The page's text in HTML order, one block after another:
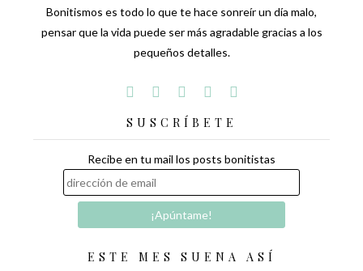
Bonitismos es todo lo que te hace sonreír un día malo,
pensar que la vida puede ser más agradable gracias a los
pequeños detalles.
SUSCRÍBETE
Recibe en tu mail los posts bonitistas
ESTE MES SUENA ASÍ